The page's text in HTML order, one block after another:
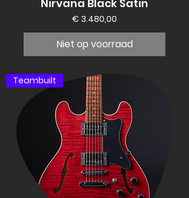
Nirvana Black Satin
Prijs
€ 3.480,00
Niet op voorraad
Teambuilt